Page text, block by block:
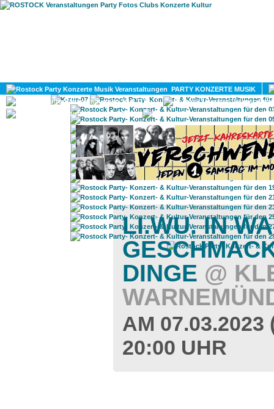
PARTY KONZERTE MUSIK
KULTUR
GAY
LI.WU. IN
DINGE @
AM 07.03.2023
20:00 UHR